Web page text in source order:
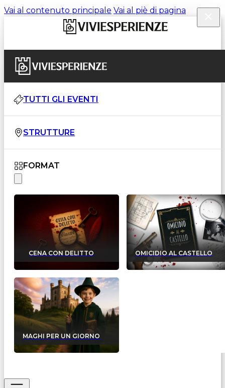
Vai al contenuto principale Vai al piè di pagina
TUTTI GLI EVENTI
STRUTTURE
FORMAT
CENA CON DELITTO OMICIDIO AL CASTELLO
MAGHI PER UN GIORNO